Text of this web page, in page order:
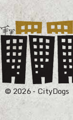
© 2026 - CityDogs